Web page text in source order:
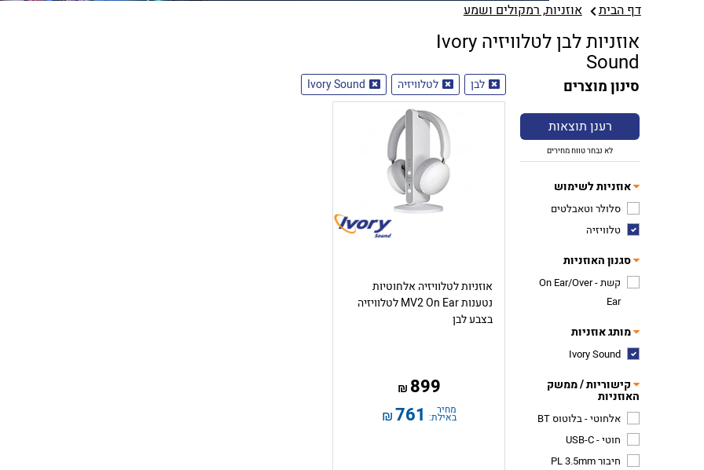
דף הבית אוזניות, רמקולים ושמע
אוזניות לבן לטלוויזיה Ivory
Sound
סינון מוצרים
רענן תוצאות
לא נבחר טווח מחירים
אוזניות לשימוש
סלולר וטאבלטים
טלוויזיה
סגנון האוזניות
קשת - On Ear/Over
Ear
מותג אוזניות
Ivory Sound
קישוריות / ממשק
האוזניות
אלחוטי - בלוטוס BT
חוטי - USB-C
חיבור PL 3.5mm
לבן לטלוויזיה Ivory Sound
אוזניות לטלוויזיה אלחוטיות
נטענות MV2 On Ear לטלוויזיה
בצבע לבן
899
₪
מחיר
באילת: 761
₪